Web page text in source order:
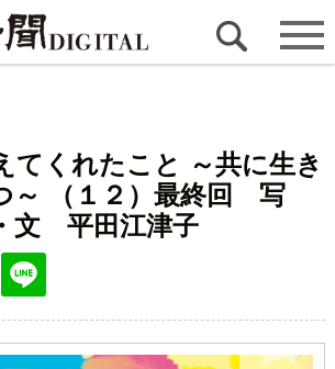
てくれたこと ～共に生き
～ （１２）最終回 写
文 平田江津子